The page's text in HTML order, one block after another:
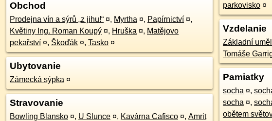
Obchod
Prodejna vín a sýrů „z jihu!“ ¤, Myrtha ¤, Papírnictví ¤,
Květiny Ing. Roman Koupý ¤, Hruška ¤, Matějovo
pekařství ¤, Škoďák ¤, Tasko ¤
Ubytovanie
Zámecká sýpka ¤
Stravovanie
Bowling Blansko ¤, U Slunce ¤, Kavárna Cafisco ¤, Amrit
parkovisko ¤
Vzdelanie
Základní
Tomáše
Pamiatky
socha ¤,
socha ¤,
obětem